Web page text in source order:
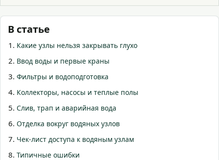
В статье
Какие узлы нельзя закрывать глухо
Ввод воды и первые краны
Фильтры и водоподготовка
Коллекторы, насосы и теплые полы
Слив, трап и аварийная вода
Отделка вокруг водяных узлов
Чек-лист доступа к водяным узлам
Типичные ошибки